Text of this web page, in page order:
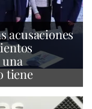
acusaciones
tiene